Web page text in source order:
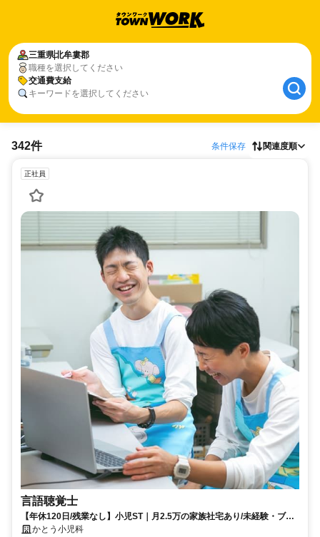
三重県北牟婁郡
職種を選択してください
交通費支給
キーワードを選択してください
342件 条件保存 関連度順
正社員
言語聴覚士
【年休120日/残業なし】小児ST｜月2.5万の家族社宅あり/未経験・ブラ
ンクOK
かとう小児科